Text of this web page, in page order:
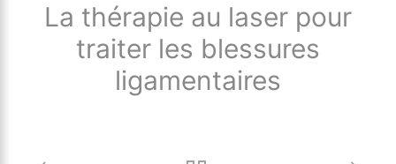
La thérapie au laser pour
traiter les blessures
ligamentaires